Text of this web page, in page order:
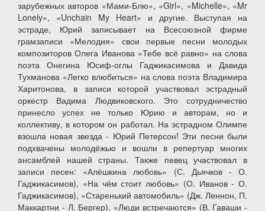
зарубежных авторов «Мами-Блю», «Girl», «Michelle», «Mr
Lonely», «Unchain My Heart» и другие. Выступая на
эстраде, Юрий записывает на Всесоюзной фирме
грамзаписи «Мелодия» свои первые песни молодых
композиторов Олега Иванова «Тебе всё равно» на слова
поэта Онегина Юсиф-оглы Гаджикасимова и Давида
Тухманова «Легко влюбиться» на слова поэта Владимира
Харитонова, в записи которой участвовал эстрадный
оркестр Вадима Людвиковского. Это сотрудничество
принесло успех не только Юрию и авторам, но и
коллективу, в котором он работал. На эстрадном Олимпе
взошла новая звезда - Юрий Петерсон! Эти песни были
подхвачены молодёжью и вошли в репертуар многих
ансамблей нашей страны. Также певец участвовал в
записи песен: «Алёшкина любовь» (С. Дьячков - О.
Гаджикасимов), «На чём стоит любовь» (О. Иванов - О.
Гаджикасимов), «Старенький автомобиль» (Дж. Леннон, П.
Маккартни - Л. Бергер), «Люди встречаются» (В. Гаваши -